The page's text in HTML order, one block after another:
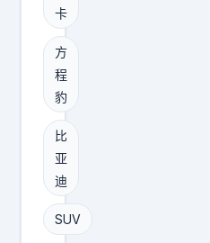
距
直
接
干
到
1
3
0
程
豹
品
牌
科
技
硬
派
旗
卡
方
程
豹
比
亚
迪
SUV